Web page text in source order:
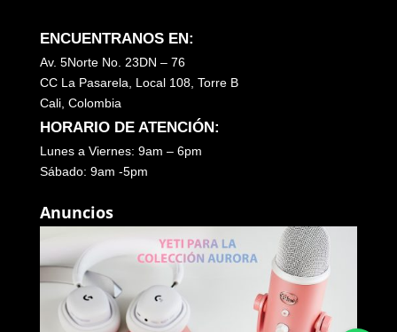
ENCUENTRANOS EN:
Av. 5Norte No. 23DN – 76
CC La Pasarela, Local 108, Torre B
Cali, Colombia
HORARIO DE ATENCIÓN:
Lunes a Viernes: 9am – 6pm
Sábado: 9am -5pm
Anuncios